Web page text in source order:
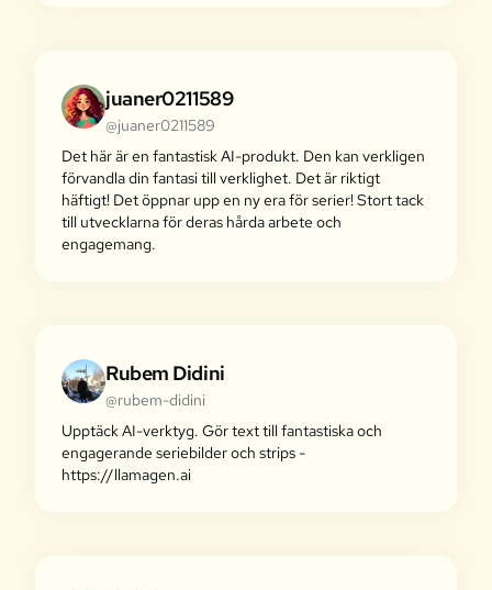
juaner0211589
@juaner0211589
Det här är en fantastisk AI-produkt. Den kan verkligen
förvandla din fantasi till verklighet. Det är riktigt
häftigt! Det öppnar upp en ny era för serier! Stort tack
till utvecklarna för deras hårda arbete och
engagemang.
Rubem Didini
@rubem-didini
Upptäck AI-verktyg. Gör text till fantastiska och
engagerande serie­bilder och strips -
https://llamagen.ai